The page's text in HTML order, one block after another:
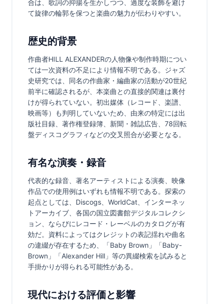
合は、歌詞の抑揚を生かしつつ、過度な装飾を避け
て旋律の輪郭を保つと楽曲の魅力が伝わりやすい。
歴史的背景
作曲者HILL ALEXANDERの人物像や制作時期につい
ては一次資料の不足により情報不明である。ジャズ
史研究では、同名の作曲家・編曲家の活動が20世紀
前半に確認されるが、本楽曲との直接的関連は裏付
けが得られていない。初出媒体（レコード、楽譜、
映画等）も判明していないため、由来の特定には出
版社目録、著作権登録簿、新聞・雑誌広告、78回転
盤ディスコグラフィなどの交叉照合が必要となる。
有名な演奏・録音
代表的な録音、著名アーティストによる演奏、映像
作品での使用例はいずれも情報不明である。探索の
起点としては、Discogs、WorldCat、インターネッ
トアーカイブ、各国の国立図書館デジタルコレクシ
ョン、ならびにレコード・レーベルのカタログが有
効だ。資料によってはクレジットの表記揺れや曲名
の違綴が存在するため、「Baby Brown」「Baby-
Brown」「Alexander Hill」等の異綴検索を試みると
手掛かりが得られる可能性がある。
現代における評価と影響